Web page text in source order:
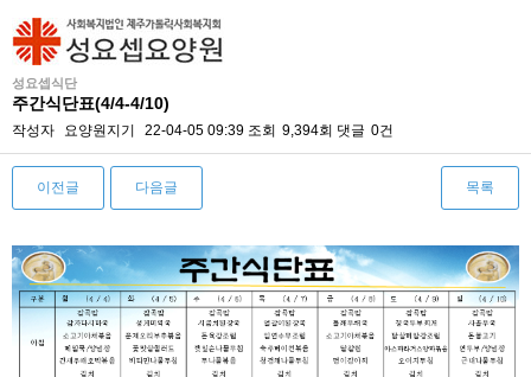
성요셉식단
주간식단표(4/4-4/10)
작성자 요양원지기 22-04-05 09:39 조회 9,394회 댓글 0건
이전글 다음글 목록
본문